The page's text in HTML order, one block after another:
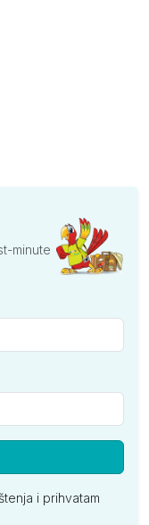
minute
i prihvatam